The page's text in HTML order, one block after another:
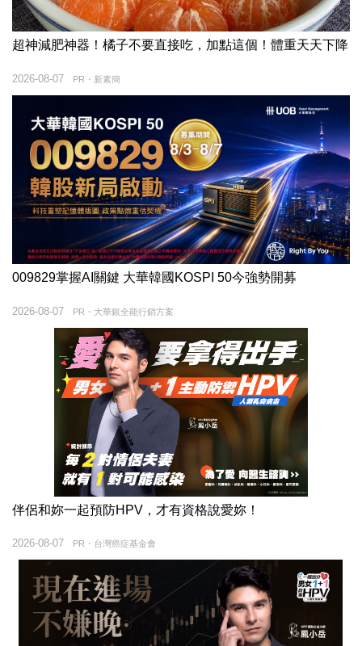
超神減肥神器！橘子不要直接吃，加點這個！體重天天下降
PR・新素簡
2026-08-07
009829掌握AI關鍵 大華韓國KOSPI 50今強勢開募
PR・大華銀全能行銷方案
2026-08-07
伴侶和妳一起預防HPV，才有資格說愛妳！
PR・台灣癌症基金會
2026-08-07